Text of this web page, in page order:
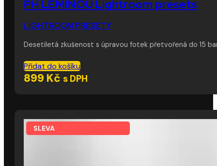
PH LEMÍNOU Lightroom presets
LIGHTROOM PRESETY
Desetiletá zkušenost s úpravou fotek přetvořená do 15
Přidat do košíku
899 Kč s DPH
SLEVA